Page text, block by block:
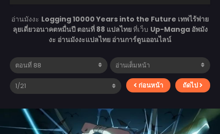
อ่านมังงะ Logging 10000 Years into the Future เทพไร้พ่าย
ลุยเดี่ยวอนาคตหมื่นปี ตอนที่ 88 แปลไทยที่เว็บ Up-Manga อัพมัง
งะ อ่านมังงะแปลไทย อ่านการ์ตูนออนไลน์
ก่อนหน้า ถัดไป